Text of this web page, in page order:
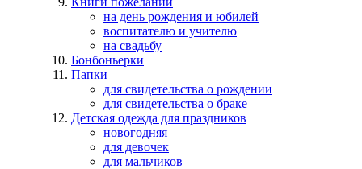
на день рождения и юбилей
воспитателю и учителю
на свадьбу
Бонбоньерки
Папки
для свидетельства о рождении
для свидетельства о браке
Детская одежда для праздников
новогодняя
для девочек
для мальчиков